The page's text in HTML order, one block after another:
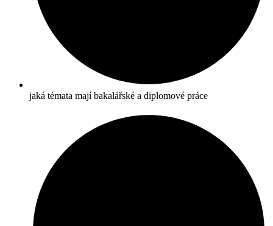
jaká témata mají bakalářské a diplomové práce